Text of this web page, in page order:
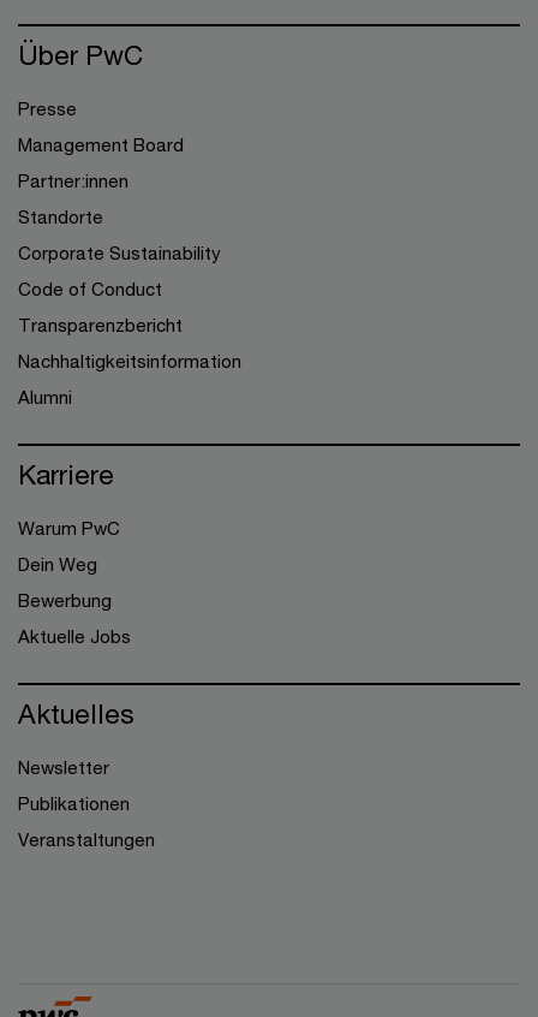
Über PwC
Presse
Management Board
Partner:innen
Standorte
Corporate Sustainability
Code of Conduct
Transparenzbericht
Nachhaltigkeitsinformation
Alumni
Karriere
Warum PwC
Dein Weg
Bewerbung
Aktuelle Jobs
Aktuelles
Newsletter
Publikationen
Veranstaltungen